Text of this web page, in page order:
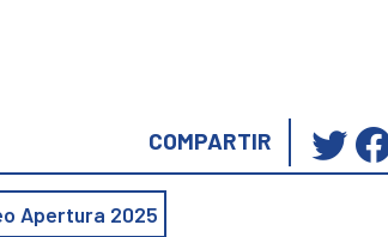
COMPARTIR
Apertura 2025